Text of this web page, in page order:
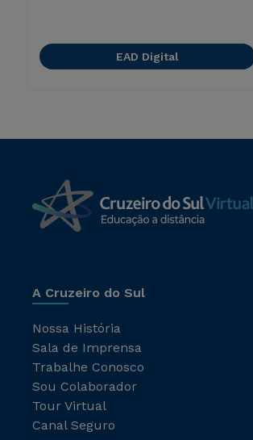
EAD Digital
A Cruzeiro do Sul
Nossa História
Sala de Imprensa
Trabalhe Conosco
Sou Colaborador
Tour Virtual
Canal Seguro